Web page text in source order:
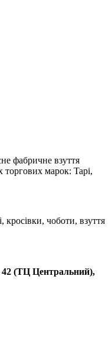
фабричне взуття
торгових марок: Tapi,
кросівки, чоботи, взуття
42 (ТЦ Центральний),